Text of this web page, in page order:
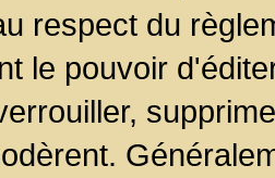
respect du
le pouvoir